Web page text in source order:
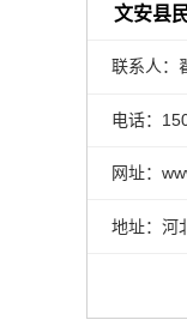
文安县
联系人：
电话：
网址：
地址：河